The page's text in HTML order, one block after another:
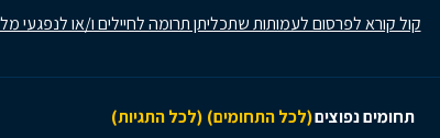
קול קורא לפרסום לעמותות שתכליתן תרומה לחיילים ו/או לנפגעי
תחומים נפוצים(לכל התחומים) (לכל התגיות)